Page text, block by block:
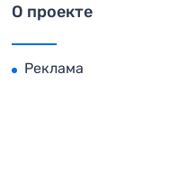
О проекте
Реклама